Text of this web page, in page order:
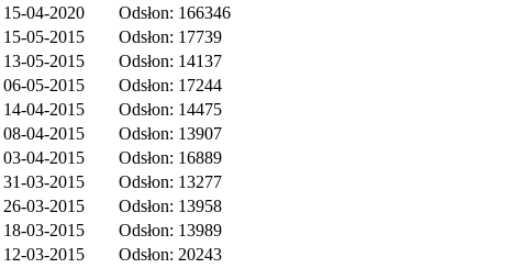
15-04-2020
Odsłon: 166346
15-05-2015
Odsłon: 17739
13-05-2015
Odsłon: 14137
06-05-2015
Odsłon: 17244
14-04-2015
Odsłon: 14475
08-04-2015
Odsłon: 13907
03-04-2015
Odsłon: 16889
31-03-2015
Odsłon: 13277
26-03-2015
Odsłon: 13958
18-03-2015
Odsłon: 13989
12-03-2015
Odsłon: 20243